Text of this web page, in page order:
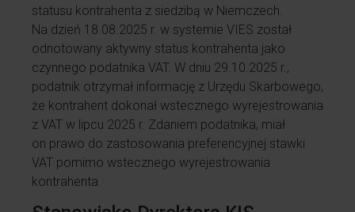
statusu kontrahenta z siedzibą w Niemczech.
Na dzień 18.08.2025 r. w systemie VIES został
odnotowany aktywny status kontrahenta jako
czynnego podatnika VAT. W dniu 29.10.2025 r.,
podatnik otrzymał informację z Urzędu Skarbowego,
że kontrahent dokonał wstecznego wyrejestrowania
z VAT w lipcu 2025 r. Zdaniem podatnika, miał
on prawo do zastosowania preferencyjnej stawki
VAT pomimo wstecznego wyrejestrowania
kontrahenta.